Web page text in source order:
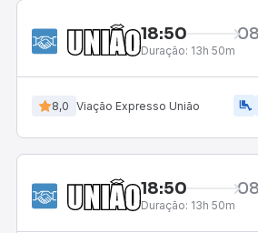
18:50
Duração: 13h 50m
8,0 Viação Expresso União airline_seat_legroom_extra
18:50
Duração: 13h 50m